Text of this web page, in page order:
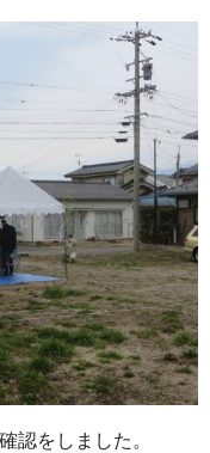
認をしました。